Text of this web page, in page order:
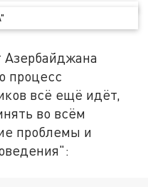
процесс
всё ещё идёт,
во всём
проблемы и